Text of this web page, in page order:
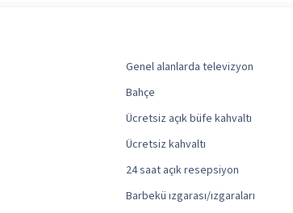
Genel alanlarda televizyon
Bahçe
Ücretsiz açık büfe kahvaltı
Ücretsiz kahvaltı
24 saat açık resepsiyon
Barbekü ızgarası/ızgaraları